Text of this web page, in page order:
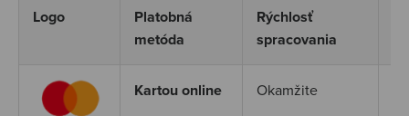
Logo
Platobná
metóda
Rýchlosť
spracovania
Kartou online Okamžite